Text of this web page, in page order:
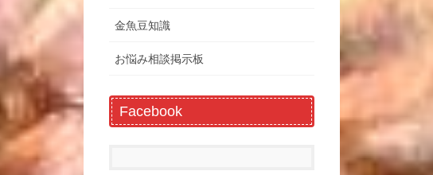
金魚豆知識
お悩み相談掲示板
Facebook